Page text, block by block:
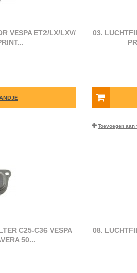
VESPA ET2/​LX/​LXV/​
03.
Toevoegen
C25-C36 VESPA
50...
08.